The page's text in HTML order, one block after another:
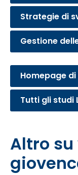
Strategie di
Gestione
Homepage
Tutti gli studi
Altro